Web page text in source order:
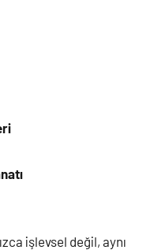
işlevsel değil, aynı